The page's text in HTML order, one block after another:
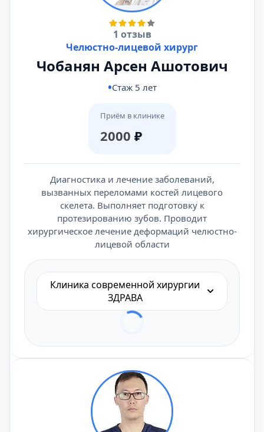
1 отзыв
Челюстно-лицевой хирург
Чобанян Арсен Ашотович
Стаж 5 лет
Приём в клинике
2000 ₽
Диагностика и лечение заболеваний,
вызванных переломами костей лицевого
скелета. Выполняет подготовку к
протезированию зубов. Проводит
хирургическое лечение деформаций челюстно-
лицевой области
Клиника современной хирургии
ЗДРАВА